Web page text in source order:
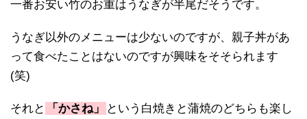
一番お安い竹のお重はうなぎが半尾だそうです。
うなぎ以外のメニューは少ないのですが、親子丼があ
って食べたことはないのですが興味をそそられます
(笑)
それと 「かさね」
という白焼きと蒲焼のどちらも楽し